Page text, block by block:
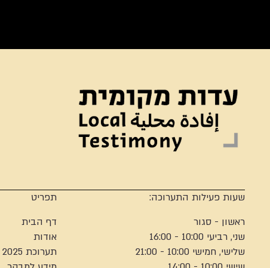
שעות פעילות התערוכה:
ראשון - סגור
שני, רביעי 10:00 - 16:00
שלישי, חמישי 10:00 - 21:00
תפריט
דף הבית
אודות
תערוכת 2025